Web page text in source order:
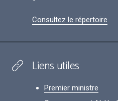
Consultez le répertoire
Liens utiles
Premier ministre